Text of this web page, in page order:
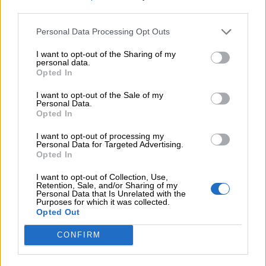
Personal Data Processing Opt Outs
I want to opt-out of the Sharing of my
personal data.
Opted In
I want to opt-out of the Sale of my
Personal Data.
Opted In
I want to opt-out of processing my
Personal Data for Targeted Advertising.
Opted In
I want to opt-out of Collection, Use,
Retention, Sale, and/or Sharing of my
Personal Data that Is Unrelated with the
Purposes for which it was collected.
Opted Out
CONFIRM
nel frattempo, disegna con il pennarello i
volti dei due personaggi, per avere uno
procedi con i colori
attacca con un goccio di colla a caldo le
orecchiette ed il fiocchetto